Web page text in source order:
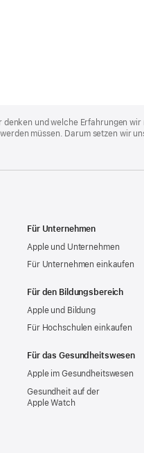
und welche Erfahrungen
müssen. Darum setzen wir
Für Unternehmen
Apple und Unternehmen
Für Unternehmen einkaufen
Für den Bildungsbereich
Apple und Bildung
Für Hochschulen einkaufen
Für das Gesundheitswesen
Apple im Gesundheitswesen
Gesundheit auf der
Apple Watch